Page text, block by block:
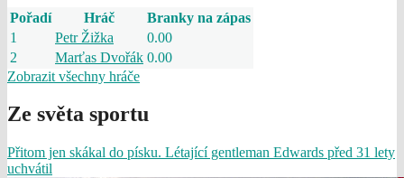
Pořadí Hráč
Branky na zápas
1
Petr Žižka
0.00
2
Marťas Dvořák 0.00
Zobrazit všechny hráče
Ze světa sportu
Přitom jen skákal do písku. Létající gentleman Edwards před 31 lety
uchvátil